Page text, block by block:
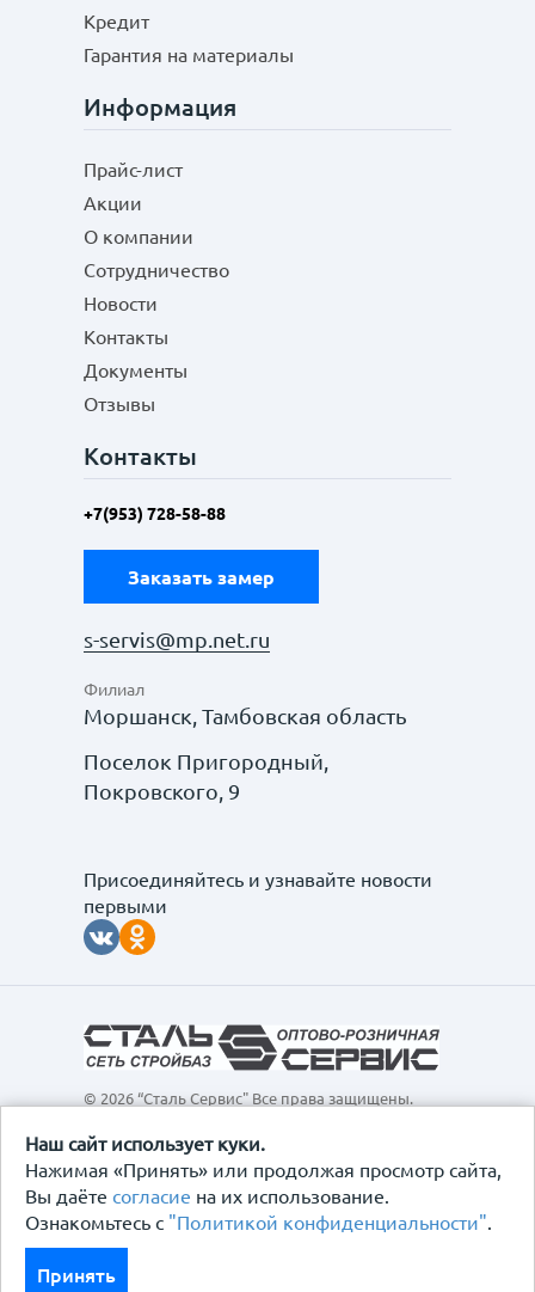
Наш сайт использует куки.
Нажимая «Принять» или продолжая просмотр сайта,
Вы даёте согласие на их использование.
Ознакомьтесь с "Политикой конфиденциальности".
Принять
Кредит
Гарантия на материалы
Информация
Прайс-лист
Акции
О компании
Сотрудничество
Новости
Контакты
Документы
Отзывы
Контакты
+7(953) 728-58-88
Заказать замер
s-servis@mp.net.ru
Филиал
Моршанск, Тамбовская область
Поселок Пригородный,
Покровского, 9
Присоединяйтесь и узнавайте новости
первыми
© 2026 “Сталь Сервис" Все права защищены.
интернет-сайт, а также вся информация о товарах и
ценах, предоставленная на нём, носит
исключительно информационный характер и ни при
каких условиях не является публичной офертой,
определяемой положениями Статьи 437
Договор-оферта